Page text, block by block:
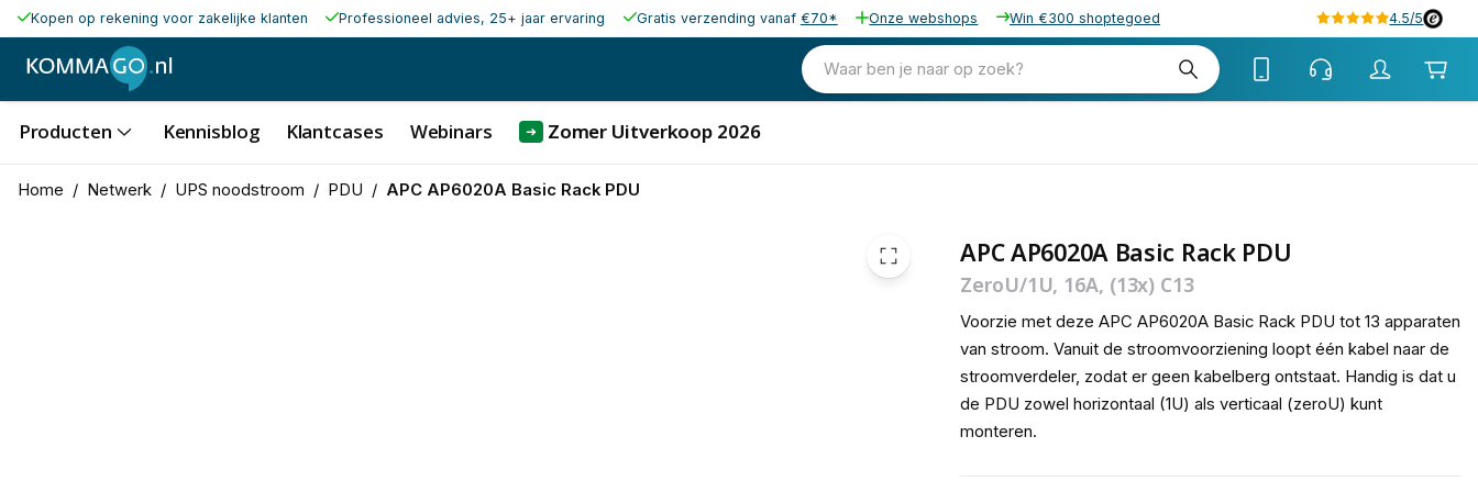
Kopen op rekening voor zakelijke klanten Professioneel advies, 25+ jaar ervaring Gratis verzending vanaf €70* Onze webshops Win €300 shoptegoed 4.5/5
Waar ben je naar op zoek?
Producten Kennisblog Klantcases Webinars ➜ Zomer Uitverkoop 2026
Home / Netwerk / UPS noodstroom / PDU / APC AP6020A Basic Rack PDU
APC AP6020A Basic Rack PDU
ZeroU/1U, 16A, (13x) C13
Voorzie met deze APC AP6020A Basic Rack PDU tot 13 apparaten
van stroom. Vanuit de stroomvoorziening loopt één kabel naar de
stroomverdeler, zodat er geen kabelberg ontstaat. Handig is dat u
de PDU zowel horizontaal (1U) als verticaal (zeroU) kunt
monteren.
90,00 excl. btw
108,90 incl. btw